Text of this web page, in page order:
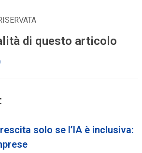
di questo articolo
solo se l’IA è inclusiva: